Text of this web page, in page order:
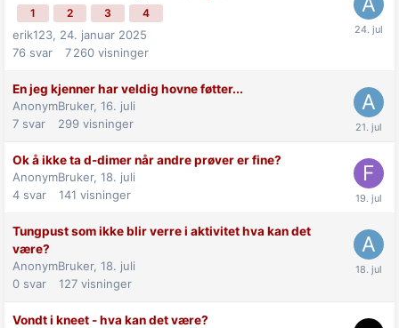
1 2 3 4
erik123, 24. januar 2025
76 svar 7 260 visninger
En jeg kjenner har veldig hovne føtter...
AnonymBruker, 16. juli
7 svar 299 visninger
Ok å ikke ta d-dimer når andre prøver er fine?
AnonymBruker, 18. juli
4 svar 141 visninger
Tungpust som ikke blir verre i aktivitet hva kan det
være?
AnonymBruker, 18. juli
0 svar 127 visninger
Vondt i kneet - hva kan det være?